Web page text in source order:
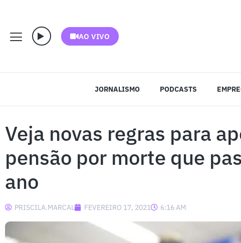
AO VIVO
JORNALISMO PODCASTS
Veja novas regras para
pensão por morte que
ano
PRISCILA.MARCAL FEVEREIRO 17, 2021 6:16 AM